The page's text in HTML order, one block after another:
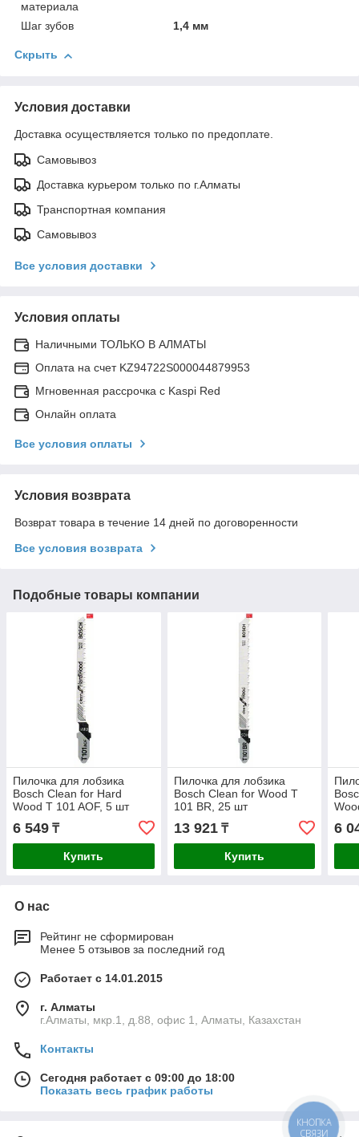
материала
Шаг зубов 1,4 мм
Скрыть
Условия доставки
Доставка осуществляется только по предоплате.
Самовывоз
Доставка курьером только по г.Алматы
Транспортная компания
Самовывоз
Все условия доставки
Условия оплаты
Наличными ТОЛЬКО В АЛМАТЫ
Оплата на счет KZ94722S000044879953
Мгновенная рассрочка с Kaspi Red
Онлайн оплата
Все условия оплаты
Условия возврата
Возврат товара в течение 14 дней по договоренности
Все условия возврата
Подобные товары компании
Пилочка для лобзика
Bosch Clean for Hard
Wood T 101 AOF, 5 шт
6 549 ₸
Купить
Пилочка для лобзика
Bosch Clean for Wood T
101 BR, 25 шт
13 921₸
Купить
6
О нас
Рейтинг не сформирован
Менее 5 отзывов за последний год
Работает с 14.01.2015
г. Алматы
г.Алматы, мкр.1, д.88, офис 1, Алматы, Казахстан
Контакты
Сегодня работает с 09:00 до 18:00
Показать весь график работы
КНОПКА
СВЯЗИ